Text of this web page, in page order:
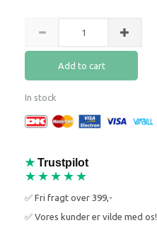
Add to cart
In stock
★ Trustpilot
★★★★★
✅ Fri fragt over 399,-
✅ Vores kunder er vilde med os!